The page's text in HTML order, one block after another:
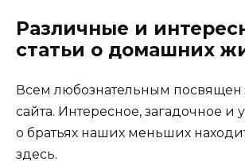
Различные и
статьи о домашних
Всем любознательным посвящен
сайта. Интересное, загадочное и
о братьях наших меньших
здесь.